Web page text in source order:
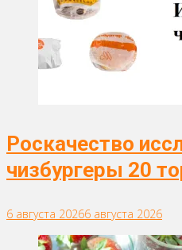
Роскачество
чизбургеры 20
6 августа 20266 августа 2026